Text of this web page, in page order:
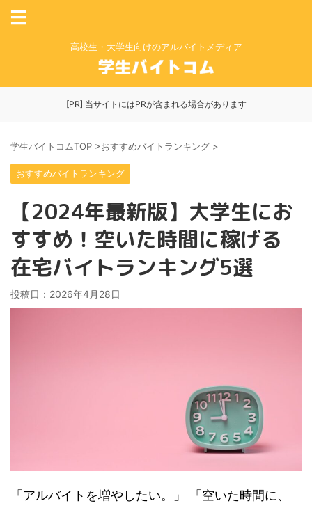
高校生・大学生向けのアルバイトメディア
[PR] 当サイトにはPRが含まれる場合があります
学生バイトコムTOP >おすすめバイトランキング >
おすすめバイトランキング
【2024年最新版】大学生にお
すすめ！空いた時間に稼げる
在宅バイトランキング5選
投稿日： 2026年4月28日
「アルバイトを増やしたい。」 「空いた時間に、